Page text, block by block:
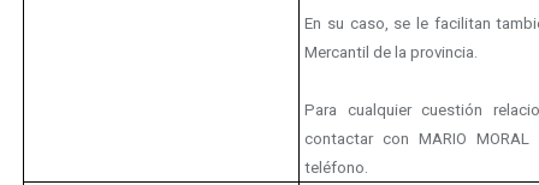
En su caso, se le facilitan
Mercantil de la provincia.
Para cualquier cuestión
contactar con MARIO
teléfono.